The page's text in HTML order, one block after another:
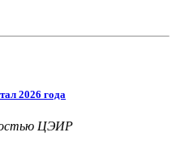
2026 года
ЦЭИР